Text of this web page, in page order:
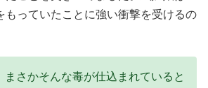
もっていたことに強い衝撃を受けるの
まさかそんな毒が仕込まれていると